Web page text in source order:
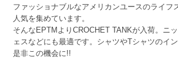
ファッショナブルなアメリカンユースのライフ
人気を集めています。
そんなEPTMよりCROCHET TANKが入荷。ニ
ェスなどにも最適です。シャツやTシャツのイ
是非この機会に!!